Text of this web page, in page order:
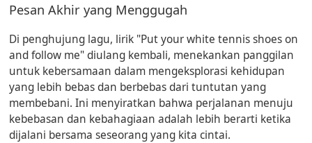
Pesan Akhir yang Menggugah
Di penghujung lagu, lirik "Put your white tennis shoes on
and follow me" diulang kembali, menekankan panggilan
untuk kebersamaan dalam mengeksplorasi kehidupan
yang lebih bebas dan berbebas dari tuntutan yang
membebani. Ini menyiratkan bahwa perjalanan menuju
kebebasan dan kebahagiaan adalah lebih berarti ketika
dijalani bersama seseorang yang kita cintai.